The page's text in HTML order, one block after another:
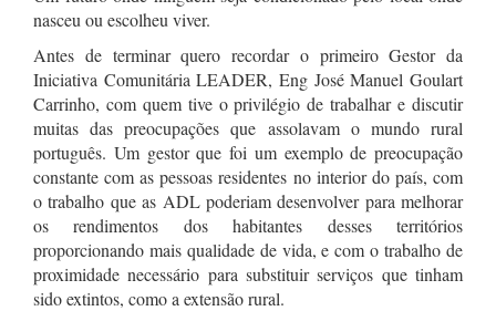
nasceu ou escolheu viver.
Antes de terminar quero recordar o primeiro Gestor da
Iniciativa Comunitária LEADER, Eng José Manuel Goulart
Carrinho, com quem tive o privilégio de trabalhar e discutir
muitas das preocupações que assolavam o mundo rural
português. Um gestor que foi um exemplo de preocupação
constante com as pessoas residentes no interior do país, com
o trabalho que as ADL poderiam desenvolver para melhorar
os rendimentos dos habitantes desses territórios
proporcionando mais qualidade de vida, e com o trabalho de
proximidade necessário para substituir serviços que tinham
sido extintos, como a extensão rural.